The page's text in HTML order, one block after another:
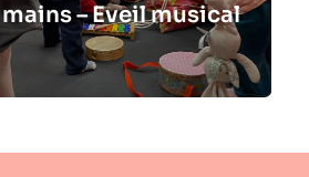
– Eveil musical